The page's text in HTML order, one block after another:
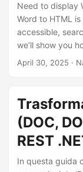
Need to display
Word to HTML
accessible,
we’ll show you
Node.js to
April 30, 2025 ·
(DOC,
REST
In questa guida